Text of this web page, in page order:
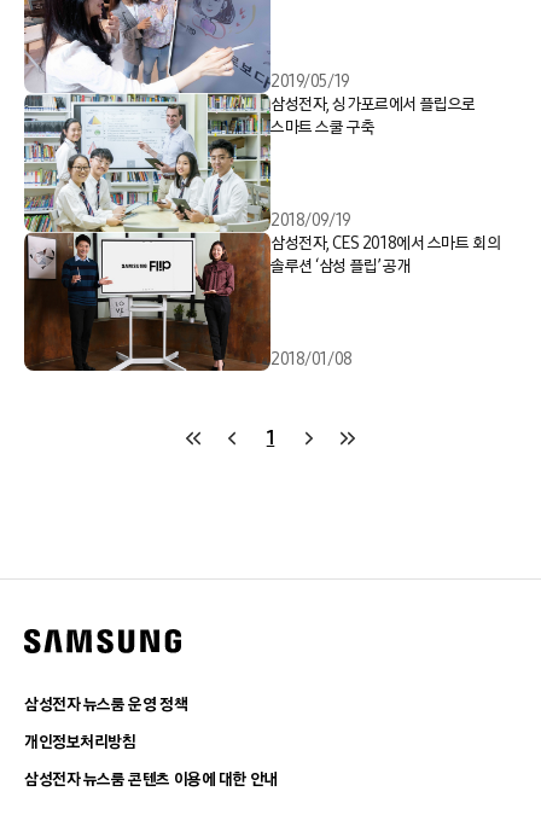
2019/05/19
삼성전자, 싱가포르에서 플립으로
스마트 스쿨 구축
2018/09/19
삼성전자, CES 2018에서 스마트 회의
솔루션 ‘삼성 플립’ 공개
2018/01/08
1
삼성전자 뉴스룸 운영 정책
개인정보처리방침
삼성전자 뉴스룸 콘텐츠 이용에 대한 안내